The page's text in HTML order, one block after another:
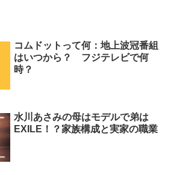
コムドットって何：地上波冠番組
はいつから？ フジテレビで何
時？
水川あさみの母はモデルで弟は
EXILE！？家族構成と実家の職業